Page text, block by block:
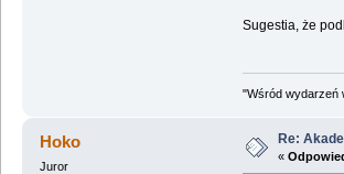
Sugestia, że
"Wśród wydarzeń
Hoko
Juror
Re:
«